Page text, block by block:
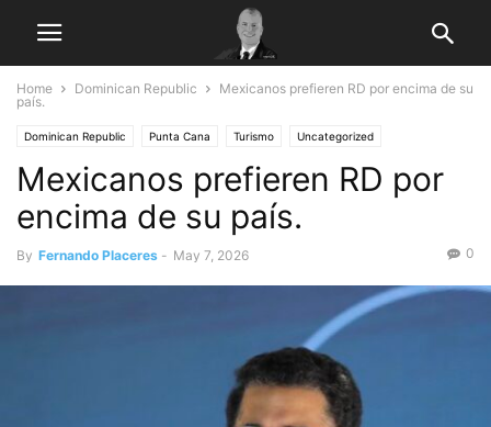
Home Dominican Republic
Mexicanos prefieren RD por encima de su
país.
Dominican Republic Punta Cana Turismo Uncategorized
Mexicanos prefieren RD por
encima de su país.
By Fernando Placeres - May 7, 2026 0